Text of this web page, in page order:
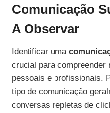
Comunicação
A Observar
Identificar uma
crucial para compreender
pessoais e profissionais.
tipo de comunicação
conversas repletas de